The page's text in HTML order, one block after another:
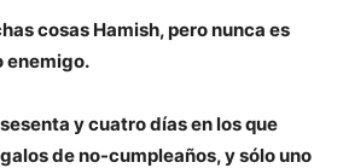
cosas Hamish, pero nunca es
enemigo.
y cuatro días en los que
de no-cumpleaños, y sólo uno